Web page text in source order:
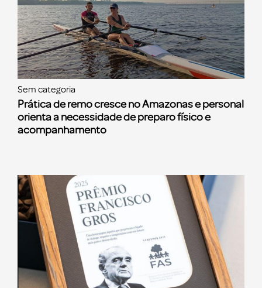
Sem categoria
Prática de remo cresce no Amazonas e personal
orienta a necessidade de preparo físico e
acompanhamento